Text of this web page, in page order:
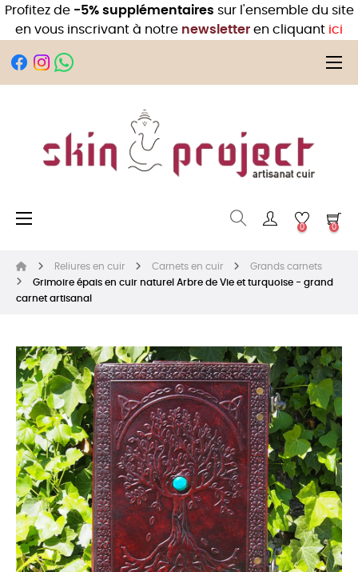
Profitez de-5% supplémentaires sur l'ensemble du site
en vous inscrivant à notre newsletter en cliquant ici
☰
Basculer la navigation
☰
0 0
Reliures en cuir Carnets en cuir
Grands carnets
Grimoire épais en cuir naturel Arbre de Vie et turquoise - grand
carnet artisanal